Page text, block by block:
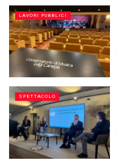
LAVORI PUBBLICI
SPETTACOLO